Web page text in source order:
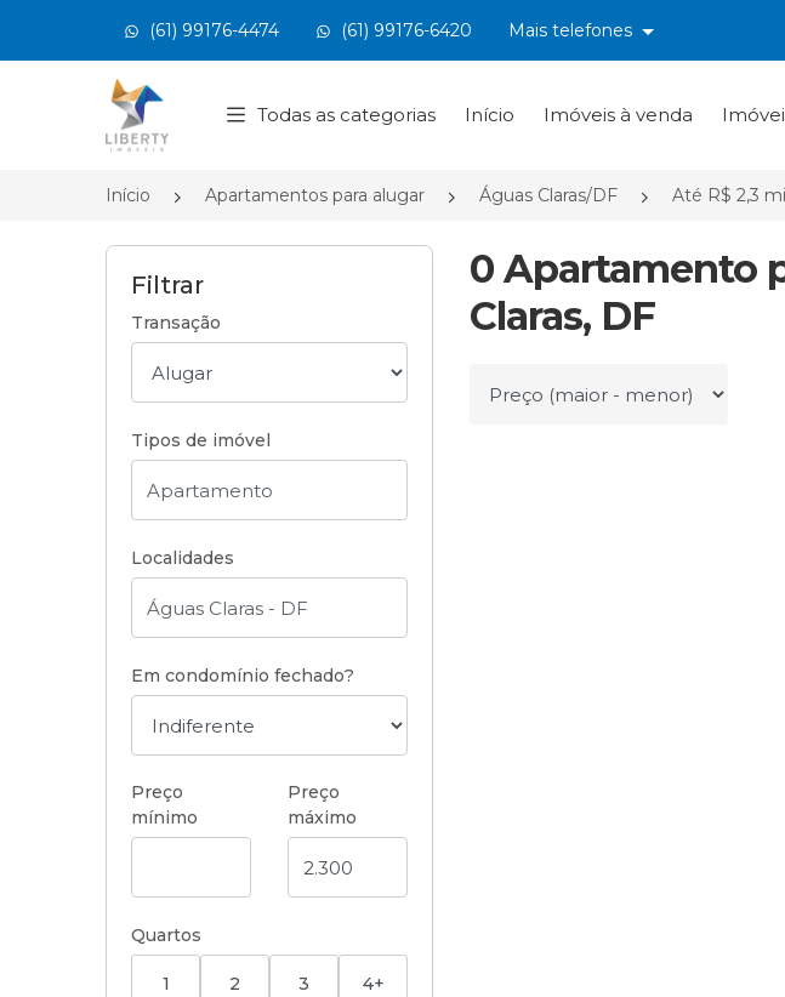
(61) 99176-4474 (61) 99176-6420 Mais telefones
Página inicial
Todas as categorias Início Imóveis à venda
Início Apartamentos para alugar Águas Claras/DF Até R$ 2,3
Filtrar
Transação
Tipos de imóvel
Localidades
Em condomínio fechado?
Preço
mínimo
Preço
máximo
Quartos
1 2 3 4+
0 Apartamento
Claras, DF
Ordenar por